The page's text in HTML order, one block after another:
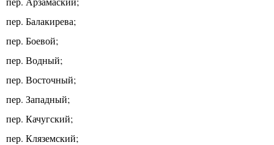
пер. Балакирева;
пер. Боевой;
пер. Водный;
пер. Восточный;
пер. Западный;
пер. Качугский;
пер. Кляземский;